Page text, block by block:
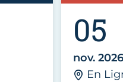
05
nov. 2026
En